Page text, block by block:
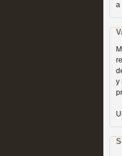
a
y